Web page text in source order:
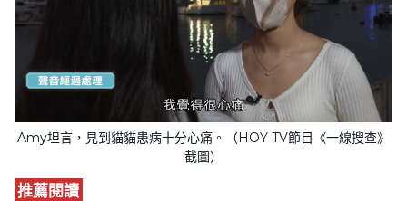
Amy坦言，見到貓貓患病十分心痛。（HOY TV節目《一線搜查》
截圖）
推薦閱讀